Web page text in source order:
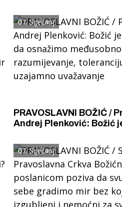
Božić
07. Siječanj
PRAVOSLAVNI BOŽIĆ /
Andrej Plenković: Božić
razumijevanje,
uzajamno uvažavanje
07. Siječanj